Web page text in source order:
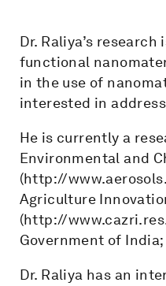
Dr. Raliya’s
functional
in the use of
interested in
He is currently a
Environmental and
(http://
Agriculture
(http://
Government of
Dr. Raliya has an